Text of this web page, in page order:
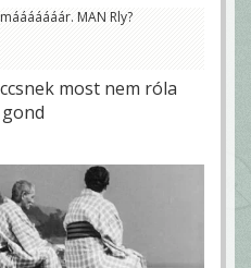
MAN Rly?
most nem róla